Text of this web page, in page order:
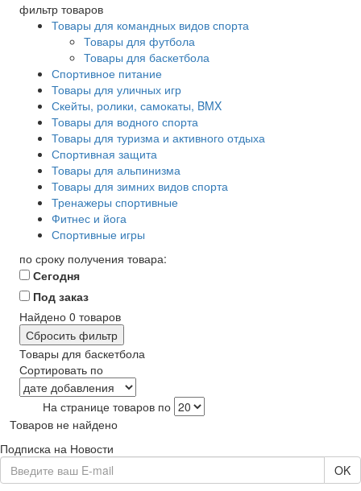
фильтр товаров
Товары для командных видов спорта
Товары для футбола
Товары для баскетбола
Спортивное питание
Товары для уличных игр
Скейты, ролики, самокаты, BMX
Товары для водного спорта
Товары для туризма и активного отдыха
Спортивная защита
Товары для альпинизма
Товары для зимних видов спорта
Тренажеры спортивные
Фитнес и йога
Спортивные игры
по сроку получения товара:
Сегодня
Под заказ
Найдено 0 товаров
Сбросить фильтр
Товары для баскетбола
Сортировать по
На странице товаров по
Товаров не найдено
Подписка на Новости
OK